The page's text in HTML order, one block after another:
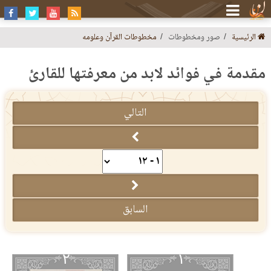
الرئيسية صور ومخطوطات مخطوطات القرآن وعلومه
مقدمة في فوائد لابد من معرفتها للقارئ
التالي
السابق
١ ٢